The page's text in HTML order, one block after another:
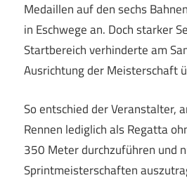
Medaillen auf den sechs
in Eschwege an. Doch starker
Startbereich verhinderte am
Ausrichtung der Meisterschaft
So entschied der Veranstalter,
Rennen lediglich als Regatta
350 Meter durchzuführen und
Sprintmeisterschaften